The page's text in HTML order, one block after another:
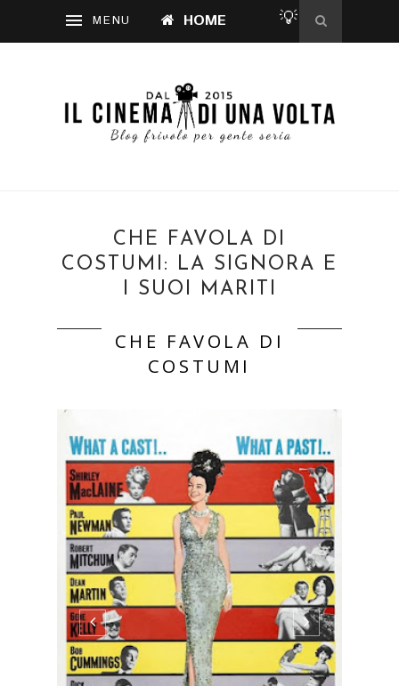
HOME 💡
CHE FAVOLA DI
COSTUMI: LA SIGNORA E
I SUOI MARITI
CHE FAVOLA DI
COSTUMI